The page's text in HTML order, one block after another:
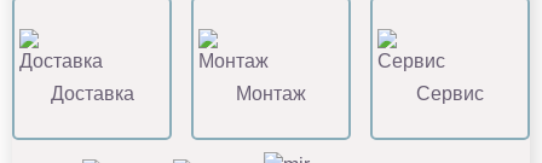
Доставка Монтаж Сервис